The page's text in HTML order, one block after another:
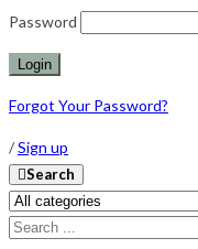
Password
Forgot Your Password?
/Sign up
Search